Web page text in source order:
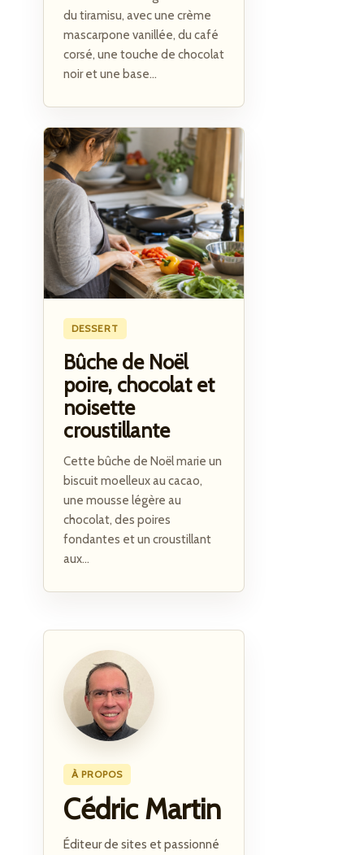
du tiramisu, avec une crème
mascarpone vanillée, du café
corsé, une touche de chocolat
noir et une base...
DESSERT
Bûche de Noël
poire, chocolat et
noisette
croustillante
Cette bûche de Noël marie un
biscuit moelleux au cacao,
une mousse légère au
chocolat, des poires
fondantes et un croustillant
aux...
À PROPOS
Cédric Martin
Éditeur de sites et passionné